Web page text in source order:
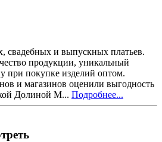
свадебных и выпускных платьев.
продукции, уникальный
при покупке изделий оптом.
и магазинов оценили выгодность
Долиной М... Подробнее...